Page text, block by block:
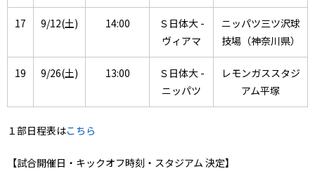
17 9/12(土) 14:00
Ｓ日体大 -
ヴィアマ
ニッパツ三ツ沢球
技場（神奈川県）
19 9/26(土) 13:00
Ｓ日体大 -
ニッパツ
レモンガススタジ
アム平塚
１部日程表はこちら
【試合開催日・キックオフ時刻・スタジアム 決定】